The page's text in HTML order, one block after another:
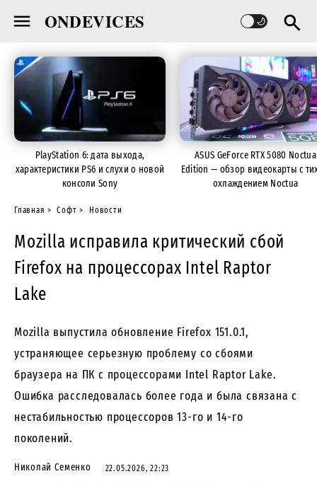
ONDEVICES
PlayStation 6: дата выхода,
характеристики PS6 и слухи о новой
консоли Sony
ASUS GeForce RTX 5080 Noctua
Edition — обзор видеокарты с
охлаждением Noctua
Главная Софт Новости
Mozilla исправила критический сбой
Firefox на процессорах Intel Raptor
Lake
Mozilla выпустила обновление Firefox 151.0.1,
устраняющее серьезную проблему со сбоями
браузера на ПК с процессорами Intel Raptor Lake.
Ошибка расследовалась более года и была связана с
нестабильностью процессоров 13-го и 14-го
поколений.
Николай Семенко 22.05.2026, 22:23